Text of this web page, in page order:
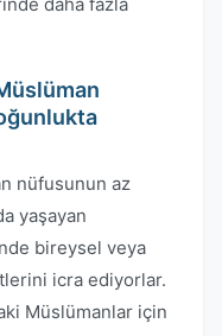
nüfusunun az
yaşayan
bireysel veya
icra ediyorlar.
Müslümanlar için